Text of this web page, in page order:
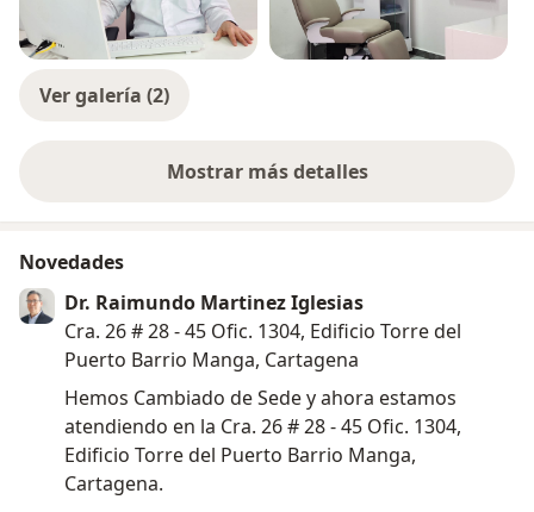
Ver galería (2)
Mostrar más detalles
sobre la experiencia
Novedades
Dr. Raimundo Martinez Iglesias
Cra. 26 # 28 - 45 Ofic. 1304, Edificio Torre del
Puerto Barrio Manga, Cartagena
Hemos Cambiado de Sede y ahora estamos
atendiendo en la Cra. 26 # 28 - 45 Ofic. 1304,
Edificio Torre del Puerto Barrio Manga,
Cartagena.